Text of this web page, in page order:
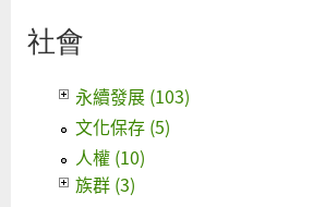
社會
永續發展 (103)
文化保存 (5)
人權 (10)
族群 (3)